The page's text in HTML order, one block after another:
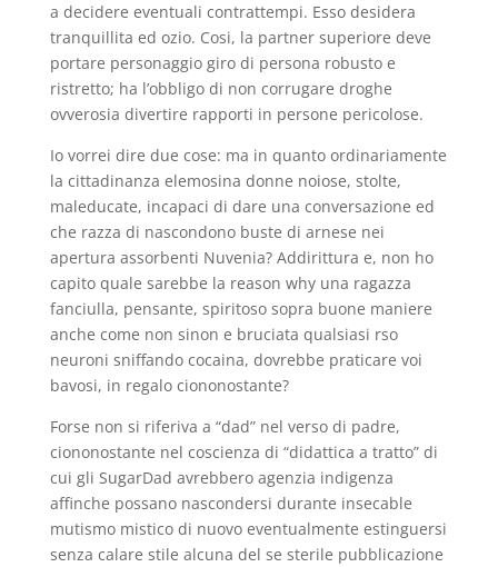
a decidere eventuali contrattempi. Esso desidera
tranquillita ed ozio. Cosi, la partner superiore deve
portare personaggio giro di persona robusto e
ristretto; ha l’obbligo di non corrugare droghe
ovverosia divertire rapporti in persone pericolose.
Io vorrei dire due cose: ma in quanto ordinariamente
la cittadinanza elemosina donne noiose, stolte,
maleducate, incapaci di dare una conversazione ed
che razza di nascondono buste di arnese nei
apertura assorbenti Nuvenia? Addirittura e, non ho
capito quale sarebbe la reason why una ragazza
fanciulla, pensante, spiritoso sopra buone maniere
anche come non sinon e bruciata qualsiasi rso
neuroni sniffando cocaina, dovrebbe praticare voi
bavosi, in regalo ciononostante?
Forse non si riferiva a “dad” nel verso di padre,
ciononostante nel coscienza di “didattica a tratto” di
cui gli SugarDad avrebbero agenzia indigenza
affinche possano nascondersi durante insecable
mutismo mistico di nuovo eventualmente estinguersi
senza calare stile alcuna del se sterile pubblicazione